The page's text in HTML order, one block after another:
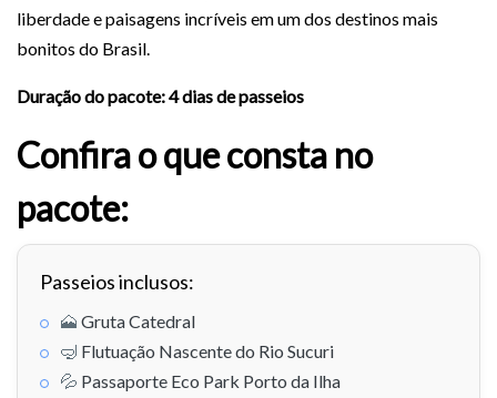
liberdade e paisagens incríveis em um dos destinos mais
bonitos do Brasil.
Duração do pacote: 4 dias de passeios
Confira o que consta no
pacote:
Passeios inclusos:
🗻 Gruta Catedral
🤿 Flutuação Nascente do Rio Sucuri
💦 Passaporte Eco Park Porto da Ilha